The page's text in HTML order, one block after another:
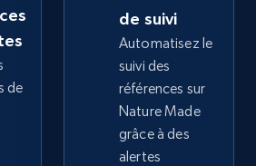
code, Model number,
name, Manufacturer,
Commencer
de
de suivi
Automatisez le
suivi des
références sur
Nature Made
grâce à des
alertes